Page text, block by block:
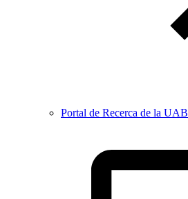
Portal de Recerca de la UAB